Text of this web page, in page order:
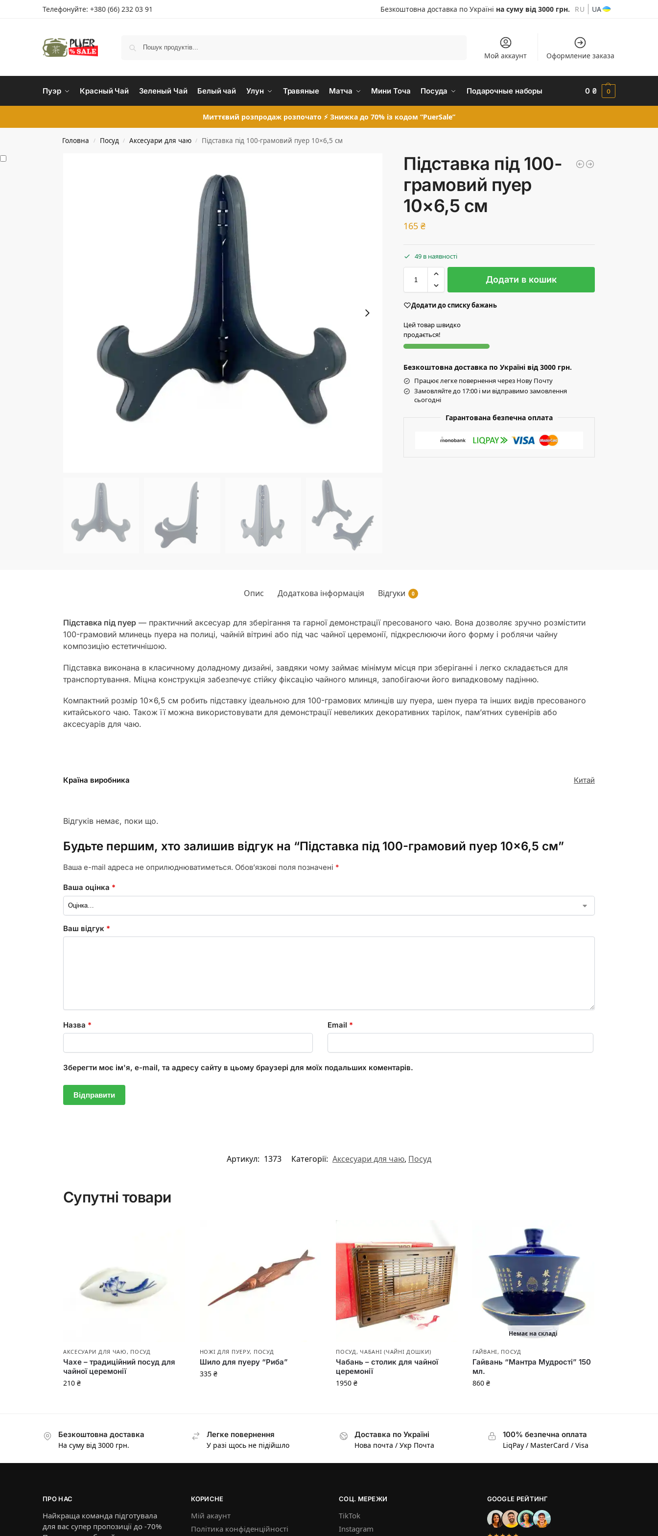
Телефонуйте: +380 (66) 232 03 91 Безкоштовна доставка по Україні на суму від 3000 грн. RU UA
Мой аккаунт Оформление заказа
Пуэр Красный Чай Зеленый Чай Белый чай Улун Травяные Матча Мини Точа Посуда Подарочные наборы 0 ₴ 0
Миттєвий розпродаж розпочато ⚡ Знижка до 70% із кодом “PuerSale”
Головна / Посуд / Аксесуари для чаю / Підставка під 100-грамовий пуер 10×6,5 см
Підставка під 100-
грамовий пуер
10×6,5 см
165₴
49 в наявності
Додати в кошик
Додати до списку бажань
Цей товар швидко
продається!
Безкоштовна доставка по Україні від 3000 грн.
Працює легке повернення через Нову Почту
Замовляйте до 17:00 і ми відправимо замовлення
сьогодні
Гарантована безпечна оплата
Опис Додаткова інформація Відгуки 0
Підставка під пуер— практичний аксесуар для зберігання та гарної демонстрації пресованого чаю. Вона дозволяє зручно розмістити
100-грамовий млинець пуера на полиці, чайній вітрині або під час чайної церемонії, підкреслюючи його форму і роблячи чайну
композицію естетичнішою.
Підставка виконана в класичному доладному дизайні, завдяки чому займає мінімум місця при зберіганні і легко складається для
транспортування. Міцна конструкція забезпечує стійку фіксацію чайного млинця, запобігаючи його випадковому падінню.
Компактний розмір 10×6,5 см робить підставку ідеальною для 100-грамових млинців шу пуера, шен пуера та інших видів пресованого
китайського чаю. Також її можна використовувати для демонстрації невеликих декоративних тарілок, пам’ятних сувенірів або
аксесуарів для чаю.
Країна виробника Китай
Відгуків немає, поки що.
Будьте першим, хто залишив відгук на “Підставка під 100-грамовий пуер 10×6,5 см”
Ваша e-mail адреса не оприлюднюватиметься. Обов’язкові поля позначені *
Ваша оцінка *
Ваш відгук *
Назва * Email *
Зберегти моє ім'я, e-mail, та адресу сайту в цьому браузері для моїх подальших коментарів.
Артикул: 1373 Категорії: Аксесуари для чаю, Посуд
Супутні товари
АКСЕСУАРИ ДЛЯ ЧАЮ , ПОСУД
Чахе – традиційний посуд для
чайної церемонії
210 ₴
НОЖІ ДЛЯ ПУЕРУ, ПОСУД
Шило для пуеру “Риба”
335 ₴
ПОСУД ,ЧАБАНІ (ЧАЙНІ ДОШКИ)
Чабань – столик для чайної
церемонії
1950₴
Немає на складі
ГАЙВАНІ, ПОСУД
Гайвань “Мантра Мудрості” 150
мл.
860₴
Безкоштовна доставка
На суму від 3000 грн.
Легке повернення
У разі щось не підійшло
Доставка по Україні
Нова почта / Укр Почта
100% безпечна оплата
LiqPay / MasterCard / Visa
ПРО НАС
Найкраща команда підготувала
для вас супер пропозиції до -70%
КОРИСНЕ
Мій акаунт
Політика конфіденційності
СОЦ. МЕРЕЖИ
TikTok
Instagram
GOOGLE РЕЙТИНГ